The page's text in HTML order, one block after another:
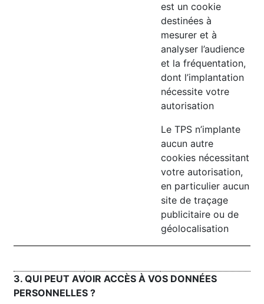
est un cookie
destinées à
mesurer et à
analyser l’audience
et la fréquentation,
dont l’implantation
nécessite votre
autorisation
Le TPS n’implante
aucun autre
cookies nécessitant
votre autorisation,
en particulier aucun
site de traçage
publicitaire ou de
géolocalisation
3. QUI PEUT AVOIR ACCÈS À VOS DONNÉES
PERSONNELLES ?